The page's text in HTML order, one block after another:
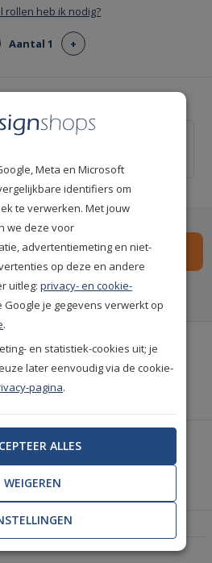
rollen heb ik nodig?
Aantal 1 +
55cm
punten i
35,-
dagen)
wilt u telefonisch bestellen?
3671
|
Meta en Microsoft
identifiers om
te verwerken. Met jouw
we deze voor
advertentiemeting en niet-
op deze en andere
uitleg:privacy- en cookie-
Google je gegevens verwerkt op
.
en statistiek-cookies uit; je
later eenvoudig via de cookie-
pagina.
ALLES
WEIGEREN